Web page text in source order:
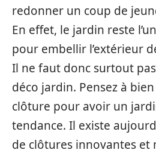
redonner un coup de
En effet, le jardin reste
pour embellir l’extérieur
Il ne faut donc surtout
déco jardin. Pensez à
clôture pour avoir un
tendance. Il existe
de clôtures innovantes et